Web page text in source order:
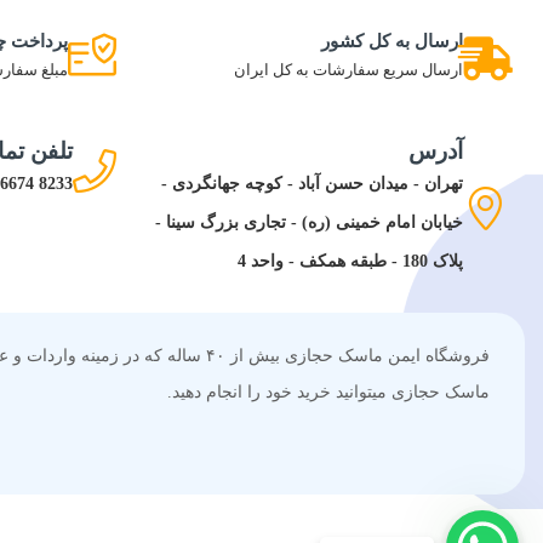
ارسال به کل کشور
ارسال سریع سفارشات به کل ایران
پرداخت
مبلغ
آدرس
تهران - میدان حسن آباد - کوچه جهانگردی -
خیابان امام خمینی (ره) - تجاری بزرگ سینا -
پلاک 180 - طبقه همکف - واحد 4
تلفن
8233 6674 021
فروشگاه ایمن ماسک حجازی بیش
ماسک حجازی میتوانید خرید خود را انجام دهید.